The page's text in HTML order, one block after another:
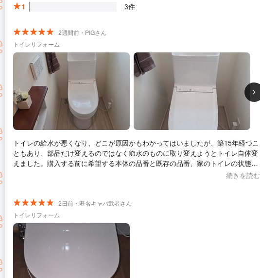
1
3件
2週間前・PIGさん
トイレリフォーム
トイレの給水が悪くなり、どこが原因かもわかってはいましたが、築15年経つこ
ともあり、部品だけ変えるのではなく節水のものに取り変えようとトイレ自体変
えました。購入する前に希望する本体の品番と既存の品番、家のトイレの状態を
お伝えすることで、丁寧に対応くださり、不足パーツなども事前に相談すること
を格安で62800円で買い、工賃2万円もかからずで8万ほどで済んだことは、非常
にありがたいです。暑い中での作業でしたが、終始丁寧な作業でした。ありがと
うございました。
続きを読む
2日前・匿名キャバ武者さん
トイレリフォーム